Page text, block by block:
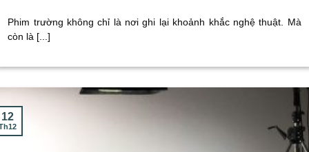
Phim trường không chỉ là nơi ghi lại khoảnh khắc nghệ thuật. Mà
còn là [...]
12